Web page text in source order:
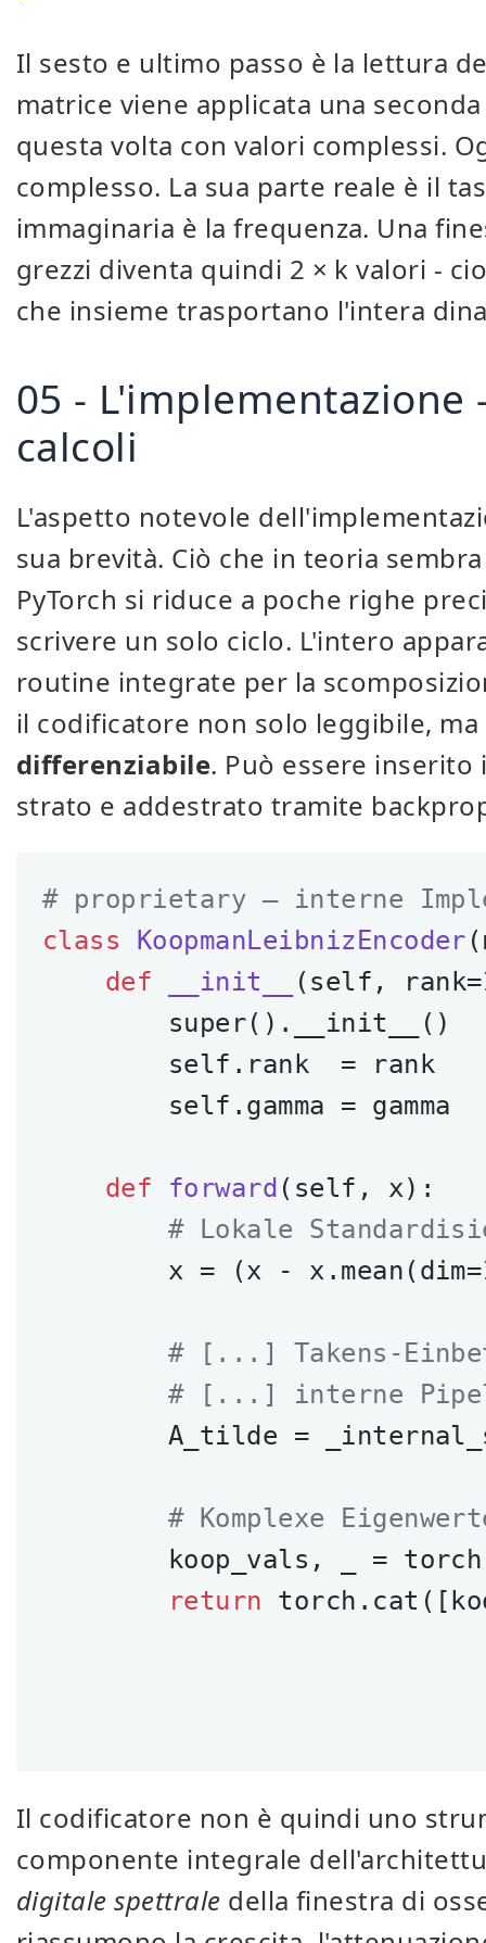
Il sesto e ultimo passo è la lettura
matrice viene applicata una
questa volta con valori complessi.
complesso. La sua parte reale è il
immaginaria è la frequenza. Una
grezzi diventa quindi 2 × k valori -
che insieme trasportano l'intera
05 -
calcoli
L'aspetto notevole
sua brevità. Ciò che in teoria
PyTorch si riduce a poche righe
scrivere un solo ciclo. L'intero
routine integrate per la
il codificatore non solo leggibile,
differenziabile. Può essere
strato e addestrato tramite
# proprietary — interne
class
KoopmanLeibnizEncoder
def
__init__ (self, rank=
        super().__init__()
self.rank  =
self.gamma =
def forward (self, x) :
# Lokale
        x = (x - x.mean(dim=
# [...] Takens-
# [...] interne
A_tilde =
# Komplexe
koop_vals, _ =
return
Il codificatore non è quindi uno
componente integrale
digitale spettrale della finestra di